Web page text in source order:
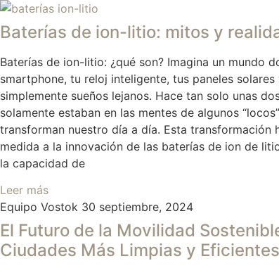
Baterías de ion-litio: mitos y
Baterías de ion-litio: ¿qué son? Imagina un mundo
smartphone, tu reloj inteligente, tus paneles
simplemente sueños lejanos. Hace tan solo unas
solamente estaban en las mentes de algunos
transforman nuestro día a día. Esta transformación
medida a la innovación de las baterías de ion de
la capacidad de
Leer más
Equipo Vostok 30 septiembre, 2024
El Futuro de la Movilidad
Ciudades Más Limpias y Eficientes